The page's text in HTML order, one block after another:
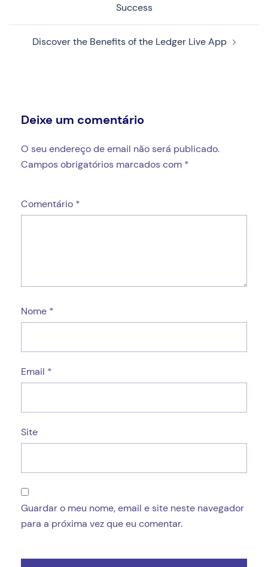
Success
Discover the Benefits of the Ledger Live App
Deixe um comentário
O seu endereço de email não será publicado.
Campos obrigatórios marcados com *
Comentário *
Nome *
Email *
Site
Guardar o meu nome, email e site neste navegador
para a próxima vez que eu comentar.